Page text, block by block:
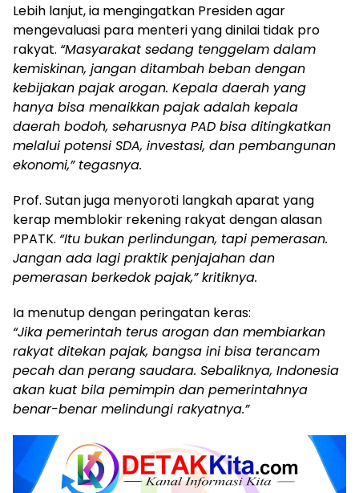
Lebih lanjut, ia mengingatkan Presiden agar
mengevaluasi para menteri yang dinilai tidak pro
rakyat. “Masyarakat sedang tenggelam dalam
kemiskinan, jangan ditambah beban dengan
kebijakan pajak arogan. Kepala daerah yang
hanya bisa menaikkan pajak adalah kepala
daerah bodoh, seharusnya PAD bisa ditingkatkan
melalui potensi SDA, investasi, dan pembangunan
ekonomi,” tegasnya.
Prof. Sutan juga menyoroti langkah aparat yang
kerap memblokir rekening rakyat dengan alasan
PPATK. “Itu bukan perlindungan, tapi pemerasan.
Jangan ada lagi praktik penjajahan dan
pemerasan berkedok pajak,” kritiknya.
Ia menutup dengan peringatan keras:
“Jika pemerintah terus arogan dan membiarkan
rakyat ditekan pajak, bangsa ini bisa terancam
pecah dan perang saudara. Sebaliknya, Indonesia
akan kuat bila pemimpin dan pemerintahnya
benar-benar melindungi rakyatnya.”